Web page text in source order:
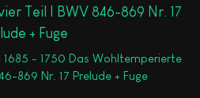
Teil I BWV 846-869 Nr. 17
+ Fuge